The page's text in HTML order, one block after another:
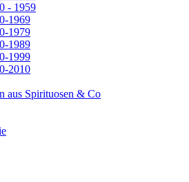
- 1959
1969
1979
1989
1999
2010
aus Spirituosen & Co